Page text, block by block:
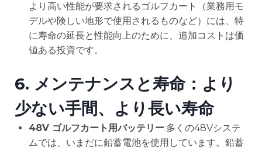
より高い性能が要求されるゴルフカート（業務用モ
デルや険しい地形で使用されるものなど）には、特
に寿命の延長と性能向上のために、追加コストは価
値ある投資です。
6. メンテナンスと寿命：より
少ない手間、より長い寿命
48V ゴルフカート用バッテリー:多くの48Vシステ
ムでは、いまだに鉛蓄電池を使用しています。鉛蓄